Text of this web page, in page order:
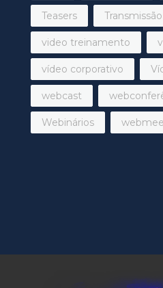
Teasers
video treinamento
vídeo corporativo
webcast
Webinários